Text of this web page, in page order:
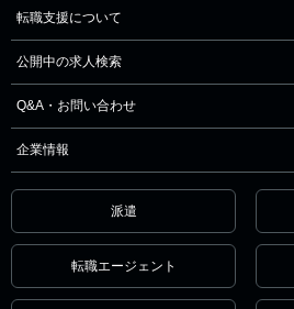
転職支援について
公開中の求人検索
Q&A・お問い合わせ
企業情報
派遣
転職エージェント